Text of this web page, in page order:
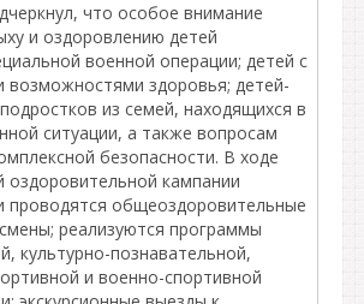
что особое внимание
и оздоровлению детей
военной операции; детей с
возможностями здоровья; детей-
из семей, находящихся в
ситуации, а также вопросам
безопасности. В ходе
оздоровительной кампании
проводятся общеоздоровительные
реализуются программы
культурно-познавательной,
и военно-спортивной